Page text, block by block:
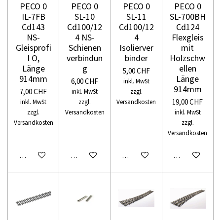
PECO 0
IL-7FB
Cd143
NS-
Gleisprofi
l O,
Länge
914mm
7,00 CHF
inkl. MwSt
zzgl.
Versandkosten
In den Warenkorb
PECO 0
SL-10
Cd100/12
4 NS-
Schienen
verbindun
g
6,00 CHF
inkl. MwSt
zzgl.
Versandkosten
In den Warenkorb
PECO 0
SL-11
Cd100/12
4
Isolierver
binder
5,00 CHF
inkl. MwSt
zzgl.
Versandkosten
In den Warenkorb
PECO 0
SL-700BH
Cd124
Flexgleis
mit
Holzschw
ellen
Länge
914mm
19,00 CHF
inkl. MwSt
zzgl.
Versandkosten
In den